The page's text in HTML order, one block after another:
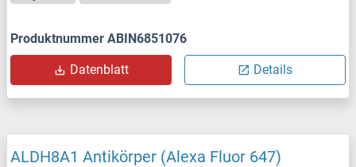
Produktnummer ABIN6851076
Datenblatt Details
ALDH8A1 Antikörper (Alexa Fluor 647)